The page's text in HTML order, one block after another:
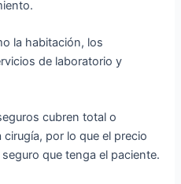
la habitación, los
de laboratorio y
cubren total o
por lo que el precio
que tenga el paciente.